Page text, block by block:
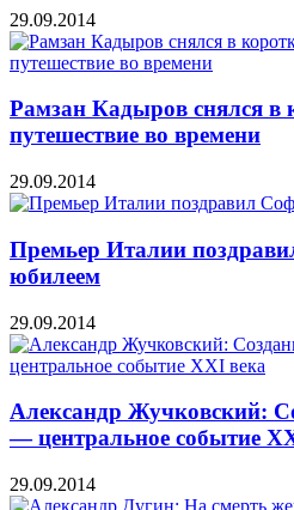
29.09.2014
Рамзан Кадыров снялся в
путешествие во времени
29.09.2014
Премьер Италии
юбилеем
29.09.2014
Александр Жучковский:
— центральное событие
29.09.2014